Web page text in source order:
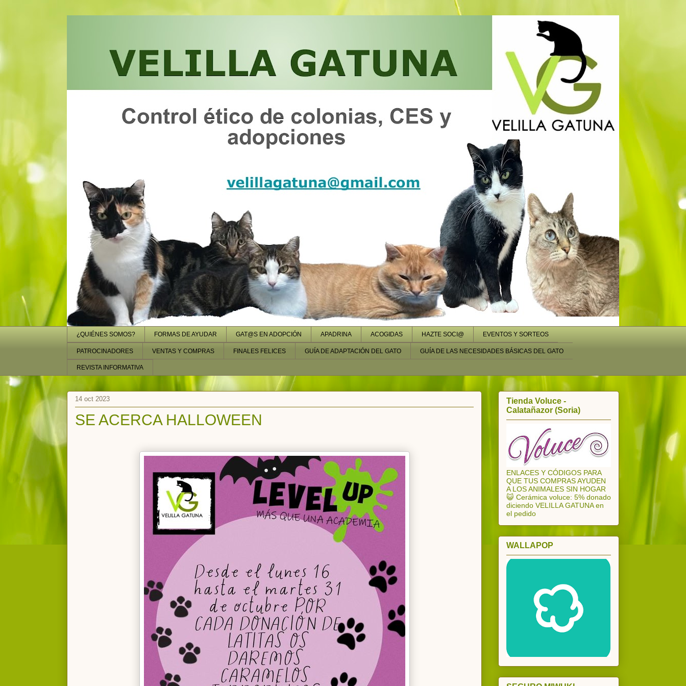
¿QUIÉNES SOMOS? FORMAS DE AYUDAR GAT@S EN ADOPCIÓN APADRINA ACOGIDAS HAZTE SOCI@ EVENTOS Y SORTEOS
PATROCINADORES VENTAS Y COMPRAS FINALES FELICES GUÍA DE ADAPTACIÓN DEL GATO GUÍA DE LAS NECESIDADES BÁSICAS DEL GATO
REVISTA INFORMATIVA
14 oct 2023
SE ACERCA HALLOWEEN
Tienda Voluce -
Calatañazor (Soria)
ENLACES Y CÓDIGOS PARA
QUE TUS COMPRAS AYUDEN
A LOS ANIMALES SIN HOGAR
😺 Cerámica voluce: 5% donado
diciendo VELILLA GATUNA en
el pedido
WALLAPOP